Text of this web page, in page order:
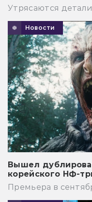
Утрясаются
Новости
Вышел
корейского НФ-
Премьера в